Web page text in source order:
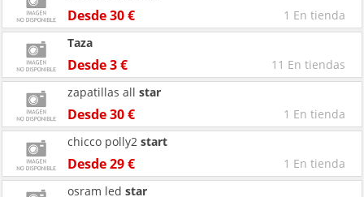
Desde 30 € 1 En tienda
Desde 3 € 11 En tiendas
Taza
Desde 30 € 1 En tienda
zapatillas all star
Desde 29 € 1 En tienda
chicco polly2 start
osram led star